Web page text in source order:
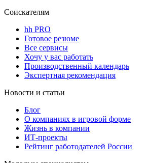
Соискателям
hh PRO
Готовое резюме
Все сервисы
Хочу у вас работать
Производственный календарь
Экспертная рекомендация
Новости и статьи
Блог
О компаниях в игровой форме
Жизнь в компании
ИТ-проекты
Рейтинг работодателей России